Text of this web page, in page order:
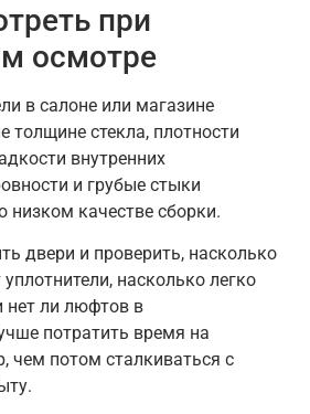
при
осмотре
в салоне или магазине
толщине стекла, плотности
внутренних
и грубые стыки
низком качестве сборки.
двери и проверить, насколько
насколько легко
нет ли люфтов в
потратить время на
чем потом сталкиваться с